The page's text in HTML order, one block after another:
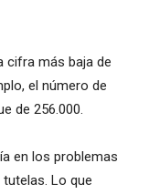
cifra más baja de
el número de
de 256.000.
en los problemas
Lo que